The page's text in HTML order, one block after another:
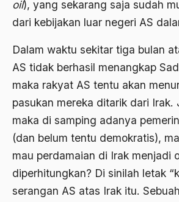
oil), yang sekarang saja sudah
dari kebijakan luar negeri AS
Dalam waktu sekitar tiga bulan
AS tidak berhasil menangkap
maka rakyat AS tentu akan
pasukan mereka ditarik dari Irak.
maka di samping adanya
(dan belum tentu demokratis),
mau perdamaian di Irak menjadi
diperhitungkan? Di sinilah letak
serangan AS atas Irak itu.
1986
1985
1984
1982
1981
1980
1979
1978
Adil dan Makmur
Administrasi Negara
Adnan Buyung Nasution
Adopsi
Adu Pinalti
Aera-Europa
Afganistan